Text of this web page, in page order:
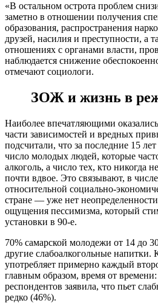
«В остальном острота проблем
заметно в отношении получения
образования, распространения
друзей, насилия и преступности, а
отношениях с органами власти,
наблюдается снижение
отмечают социологи.
ЗОЖ и жизнь в
Наиболее впечатляющими
части зависимостей и вредных
подсчитали, что за последние 15
число молодых людей, которые
алкоголь, а число тех, кто никогда
почти вдвое. Это связывают, в
относительной социально-
стране — уже нет
ощущения пессимизма, который
установки в 90-е.
70% самарской молодежи от 14 до
другие слабоалкогольные напитки.
употребляет примерно каждый
главным образом, время от
респондентов заявила, что пьет
редко (46%).